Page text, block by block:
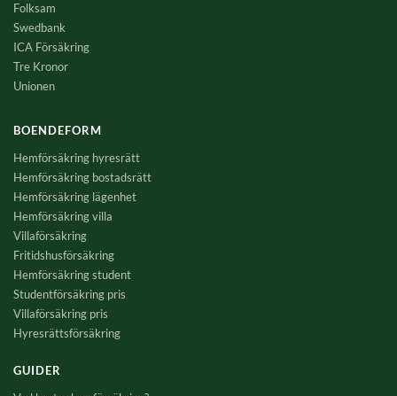
Folksam
Swedbank
ICA Försäkring
Tre Kronor
Unionen
BOENDEFORM
Hemförsäkring hyresrätt
Hemförsäkring bostadsrätt
Hemförsäkring lägenhet
Hemförsäkring villa
Villaförsäkring
Fritidshusförsäkring
Hemförsäkring student
Studentförsäkring pris
Villaförsäkring pris
Hyresrättsförsäkring
GUIDER